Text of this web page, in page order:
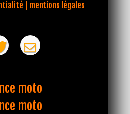
| mentions légales
moto
moto